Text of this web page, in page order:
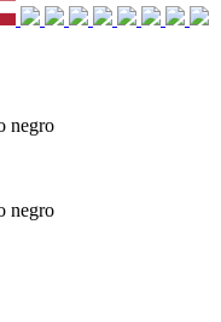
negro
negro